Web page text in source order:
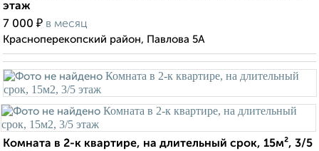
этаж
7 000 ₽ в месяц
Красноперекопский район, Павлова 5А
Комната в 2-к квартире, на длительный срок, 15м², 3/5